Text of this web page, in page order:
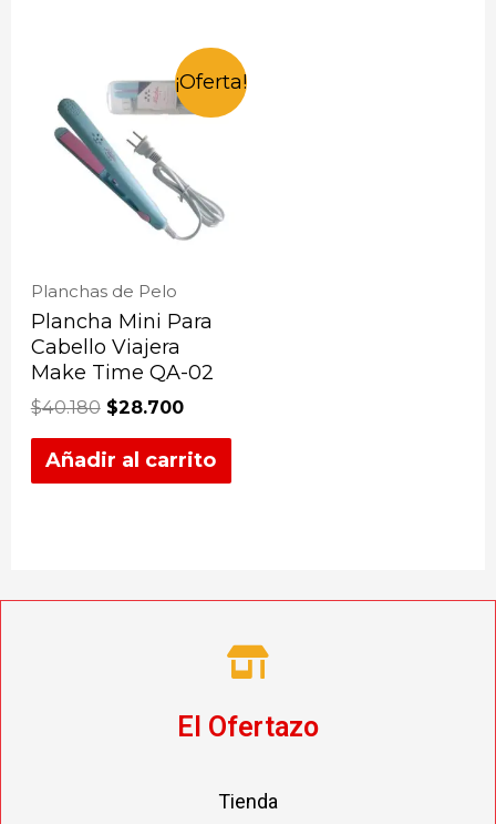
¡Oferta!
Planchas de Pelo
Plancha Mini Para
Cabello Viajera
Make Time QA-02
$40.180 $28.700
Añadir al carrito
El Ofertazo
Tienda